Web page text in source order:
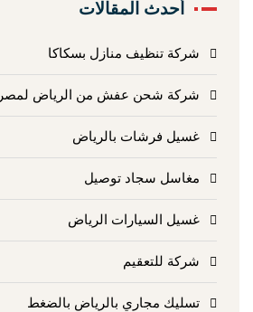
أحدث المقالات
شركة تنظيف منازل بسكاكا
شركة شحن عفش من الرياض لمصر
غسيل فرشات بالرياض
مغاسل سجاد توصيل
غسيل السيارات الرياض
شركة للتعقيم
تسليك مجاري بالرياض بالضغط